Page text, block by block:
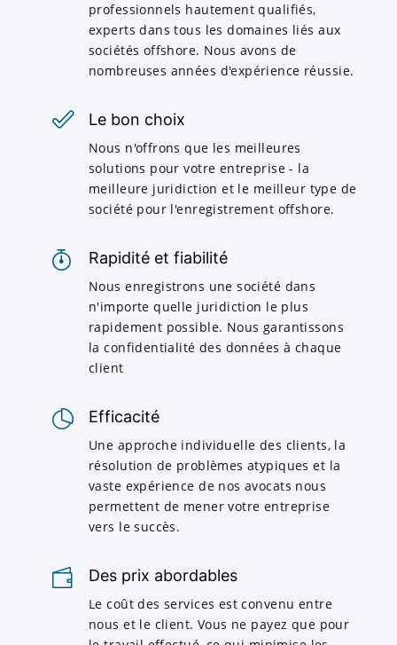
professionnels hautement qualifiés,
experts dans tous les domaines liés aux
sociétés offshore. Nous avons de
nombreuses années d'expérience réussie.
Le bon choix
Nous n'offrons que les meilleures
solutions pour votre entreprise - la
meilleure juridiction et le meilleur type de
société pour l'enregistrement offshore.
Rapidité et fiabilité
Nous enregistrons une société dans
n'importe quelle juridiction le plus
rapidement possible. Nous garantissons
la confidentialité des données à chaque
client
Efficacité
Une approche individuelle des clients, la
résolution de problèmes atypiques et la
vaste expérience de nos avocats nous
permettent de mener votre entreprise
vers le succès.
Des prix abordables
Le coût des services est convenu entre
nous et le client. Vous ne payez que pour